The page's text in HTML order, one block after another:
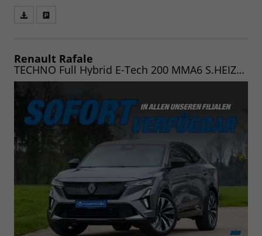
speichern/drucken
Renault Rafale
TECHNO Full Hybrid E-Tech 200 MMA6 S.HEIZ/W.HEIZ/20"/NAV/PDC/5J.GARANTIE/UVM.